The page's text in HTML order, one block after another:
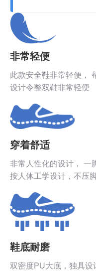
非常轻便
此款安全鞋非常轻便，
设计令整双鞋非常轻便
穿着舒适
非常人性化的设计， 一
按人体工学设计，不压
鞋底耐磨
双密度PU大底，独具